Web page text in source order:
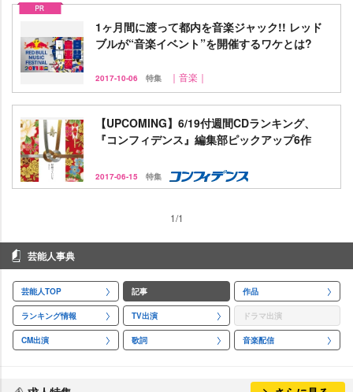
1ヶ月間に渡って都内を音楽ジャック!! レッド
ブルが“音楽イベント”を開催するワケとは?
2017-10-06 特集 ｜音楽｜
【UPCOMING】6/19付週間CDランキング、
『コンフィデンス』編集部ピックアップ6作
2017-06-15 特集
1/1
芸能人事典
芸能人TOP 記事 作品
ランキング情報 TV出演 ドラマ出演
CM出演 歌詞 音楽配信